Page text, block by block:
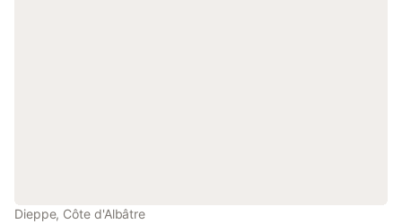
Dieppe, Côte d'Albâtre